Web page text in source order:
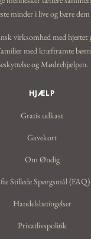
minder i live og bære
virksomhed med hjertet
med kræftramte
og Mødrehjælpen.
HJÆLP
Gratis udkast
Gavekort
Om Øndig
Stillede Spørgsmål (FAQ)
Handelsbetingelser
Privatlivspolitik